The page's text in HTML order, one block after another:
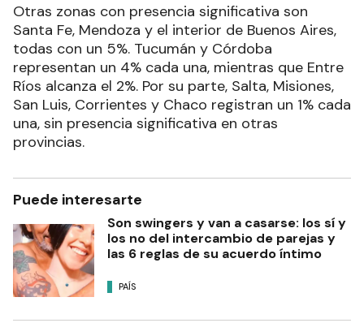
Otras zonas con presencia significativa son
Santa Fe, Mendoza y el interior de Buenos Aires,
todas con un 5%. Tucumán y Córdoba
representan un 4% cada una, mientras que Entre
Ríos alcanza el 2%. Por su parte, Salta, Misiones,
San Luis, Corrientes y Chaco registran un 1% cada
una, sin presencia significativa en otras
provincias.
Puede interesarte
Son swingers y van a casarse: los sí y
los no del intercambio de parejas y
las 6 reglas de su acuerdo íntimo
PAÍS